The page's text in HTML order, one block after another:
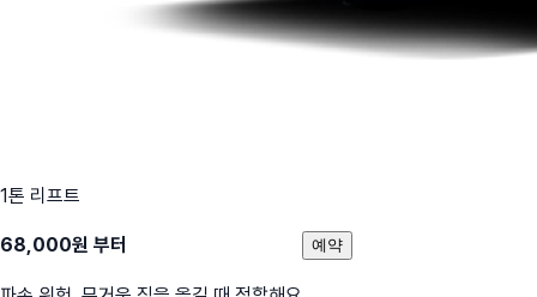
1톤 리프트
68,000원 부터 예약